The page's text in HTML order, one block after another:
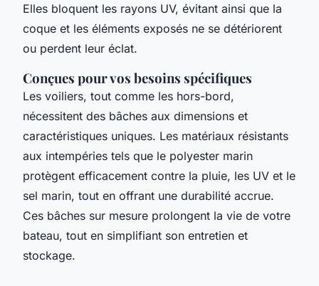
Elles bloquent les rayons UV, évitant ainsi que la
coque et les éléments exposés ne se détériorent
ou perdent leur éclat.
Conçues pour vos besoins spécifiques
Les voiliers, tout comme les hors-bord,
nécessitent des bâches aux dimensions et
caractéristiques uniques. Les matériaux résistants
aux intempéries tels que le polyester marin
protègent efficacement contre la pluie, les UV et le
sel marin, tout en offrant une durabilité accrue.
Ces bâches sur mesure prolongent la vie de votre
bateau, tout en simplifiant son entretien et
stockage.